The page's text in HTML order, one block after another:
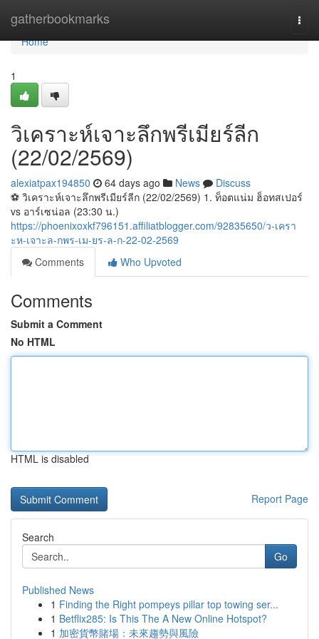
gatherbookmarks
Home
Home
1
วิเคราะห์เจาะลึกพรีเมียร์ลีก
(22/02/2569)
alexiatpax194850 64 days ago News
Discuss
⚽️ วิเคราะห์เจาะลึกพรีเมียร์ลีก (22/02/2569) 1. ท็อตแน่ม ฮ็อทสเปอร์
vs อาร์เซน่อล (23:30 น.)
https://phoenixoxkf796151.affiliatblogger.com/92835650/ว-เครา
ะห-เจาะล-กพร-เม-ยร-ล-ก-22-02-2569
Comments
Who Upvoted
Comments
Submit a Comment
No HTML
HTML is disabled
Report Page
Search
Go
Published News
1 Finding the Right pompeys pillar top towing ser...
1 Betflix285: Is This The A New Online Hotspot?
1 加密貨幣賭場：未來趨勢與風險